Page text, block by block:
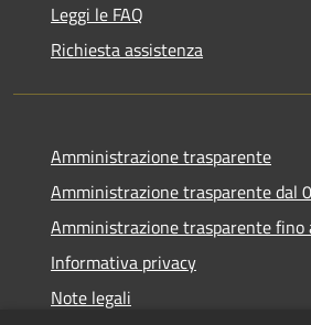
Leggi le FAQ
Richiesta assistenza
Amministrazione trasparente
Amministrazione trasparente dal
Amministrazione trasparente
Informativa privacy
Note legali